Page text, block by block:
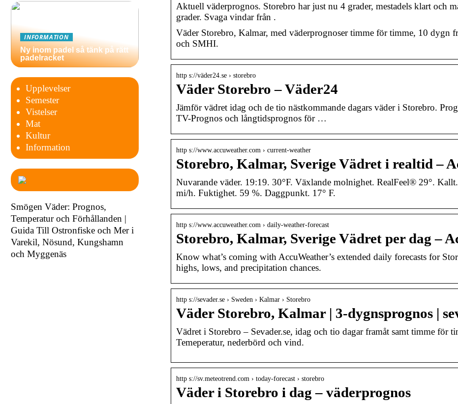
Aktuell väderprognos. Storebro har just nu 4 grader, mestadels klart och
grader. Svaga vindar från .
Väder Storebro, Kalmar, med väderprognoser timme för timme, 10 dygn
och SMHI.
http s://väder24.se › storebro
Väder Storebro – Väder24
Jämför vädret idag och de tio nästkommande dagars väder i Storebro.
TV-Prognos och långtidsprognos för …
http s://www.accuweather.com › current-weather
Storebro, Kalmar, Sverige Vädret i realtid –
Nuvarande väder. 19:19. 30°F. Växlande molnighet. RealFeel® 29°.
mi/h. Fuktighet. 59 %. Daggpunkt. 17° F.
http s://www.accuweather.com › daily-weather-forecast
Storebro, Kalmar, Sverige Vädret per dag –
Know what’s coming with AccuWeather’s extended daily forecasts for
highs, lows, and precipitation chances.
http s://sevader.se › Sweden › Kalmar › Storebro
Väder Storebro, Kalmar | 3-dygnsprognos |
Vädret i Storebro – Sevader.se, idag och tio dagar framåt samt timme för
Temeperatur, nederbörd och vind.
http s://sv.meteotrend.com › today-forecast › storebro
Väder i Storebro i dag – väderprognos
INFORMATION
Ny inom padel så tänk på rätt
padelracket
Upplevelser
Semester
Vistelser
Mat
Kultur
Information
Smögen Väder: Prognos,
Temperatur och Förhållanden |
Guida Till Ostronfiske och Mer i
Varekil, Nösund, Kungshamn
och Myggenäs